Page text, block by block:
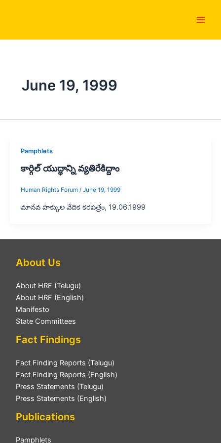
June 19, 1999
Pamphlets
కార్గిల్ యుద్ధాన్ని వ్యతిరేకిద్దాం
Human Rights Forum / June 19, 1999
మానవ హక్కుల వేదిక కరపత్రం, 19.06.1999
About Us
About HRF (Telugu)
About HRF (English)
Manifesto
State Committees
Fact Findings
Fact Finding Reports (Telugu)
Fact Finding Reports (English)
Press Statements (Telugu)
Press Statements (English)
Publications
Pamphlets